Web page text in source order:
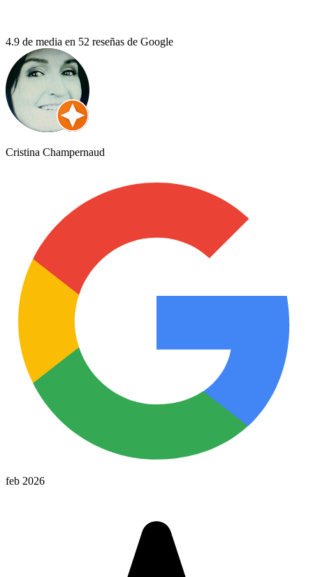
4.9 de media en 52 reseñas de Google
Cristina Champernaud
feb 2026